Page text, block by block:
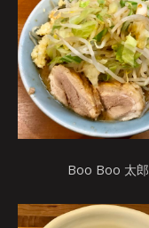
Boo Boo 太郎